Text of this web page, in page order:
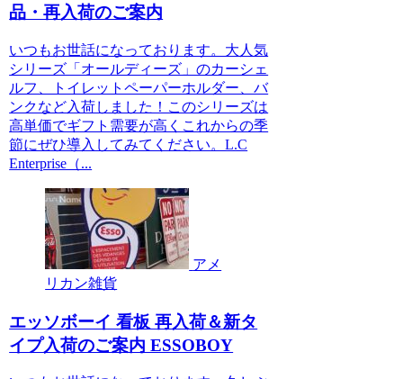
品・再入荷のご案内
いつもお世話になっております。大人気
シリーズ「オールディーズ」のカーシェ
ルフ、トイレットペーパーホルダー、バ
ンクなど入荷しました！このシリーズは
高単価でギフト需要が高くこれからの季
節にぜひ導入してみてください。L.C
Enterprise（...
アメ
リカン雑貨
エッソボーイ 看板 再入荷＆新タ
イプ入荷のご案内 ESSOBOY